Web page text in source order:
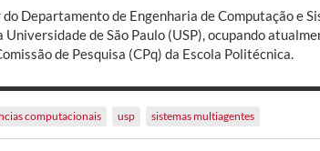
Departamento de Engenharia de Computação e
Universidade de São Paulo (USP), ocupando
de Pesquisa (CPq) da Escola Politécnica.
computacionais usp sistemas multiagentes